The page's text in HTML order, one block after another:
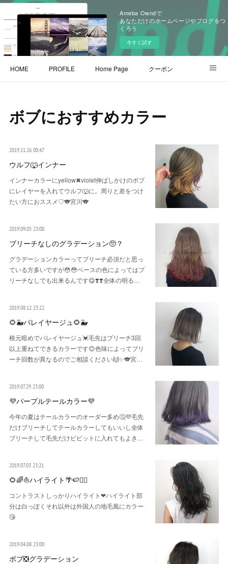
Ameba Owndで
あなただけのホームページやブログをつ
くろう
今すぐ試す
HOME PROFILE Home Page クーポン
ボブにおすすめカラー
2019.11.26 00:47
ウルフ🐺インナー
インナーカラーにyellow✖︎violet伸ばしかけのボブ
にレイヤーを入れてウルフ🐺に。周りと差をつけ
たい方におススメ♡🐨宮川🐨
2019.09.05 23:00
ブリーチなしのグラデーション🥺？
グラデーションカラーってブリーチ必須だと思っ
ている方多いですが😳😳ベースの色によってはブ
リーチなしでも出来るんです😋❣️❣️全体の明る…
2019.08.12 23:22
🌻🐳バレイヤージュ🌻🐳
根元暗めでバレイヤージュ💓毛先はブリーチ3回
以上重ねてできるカラーです😊色味によってブリ
ーチ回数が異なるのでご相談ください🙌✨🐨宮…
2019.07.29 23:00
💜パープルテールカラー💜
今年の夏はテールカラーのオーダー多め🤔💜毛先
だけブリーチしてテールカラーしてもいいし全体
ブリーチして毛先だけビビットに入れてもよき…
2019.07.03 23:21
🌻🌈⛵️ハイライト🌴🍉🏄‍♀️
コントラストしっかりハイライト❤︎ハイライト部
分は白っぽくそれ以外は外国人の地毛風にカラー
😘
2019.04.08 23:00
ボブ❎グラデーション